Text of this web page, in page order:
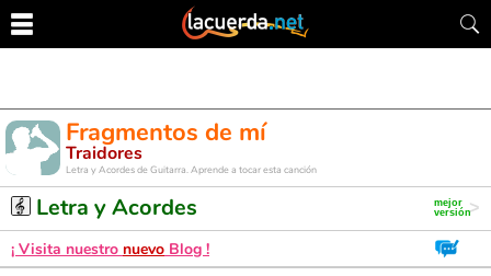
Fragmentos de mí
Traidores
Letra y Acordes de Guitarra. Aprende a tocar esta canción
Letra y Acordes
¡ Visita nuestro nuevo Blog !